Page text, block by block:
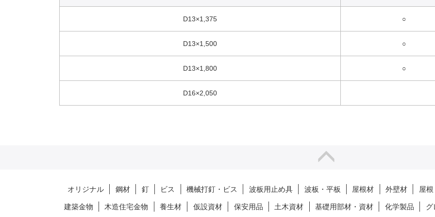
D13×1,375 ○
D13×1,500 ○
D13×1,800 ○
D16×2,050
オリジナル 鋼材 釘 ビス 機械打釘・ビス 波板用止め具 波板・平板 屋根材 外壁材 屋
建築金物 木造住宅金物 養生材 仮設資材 保安用品 土木資材 基礎用部材・資材 化学製品 グ